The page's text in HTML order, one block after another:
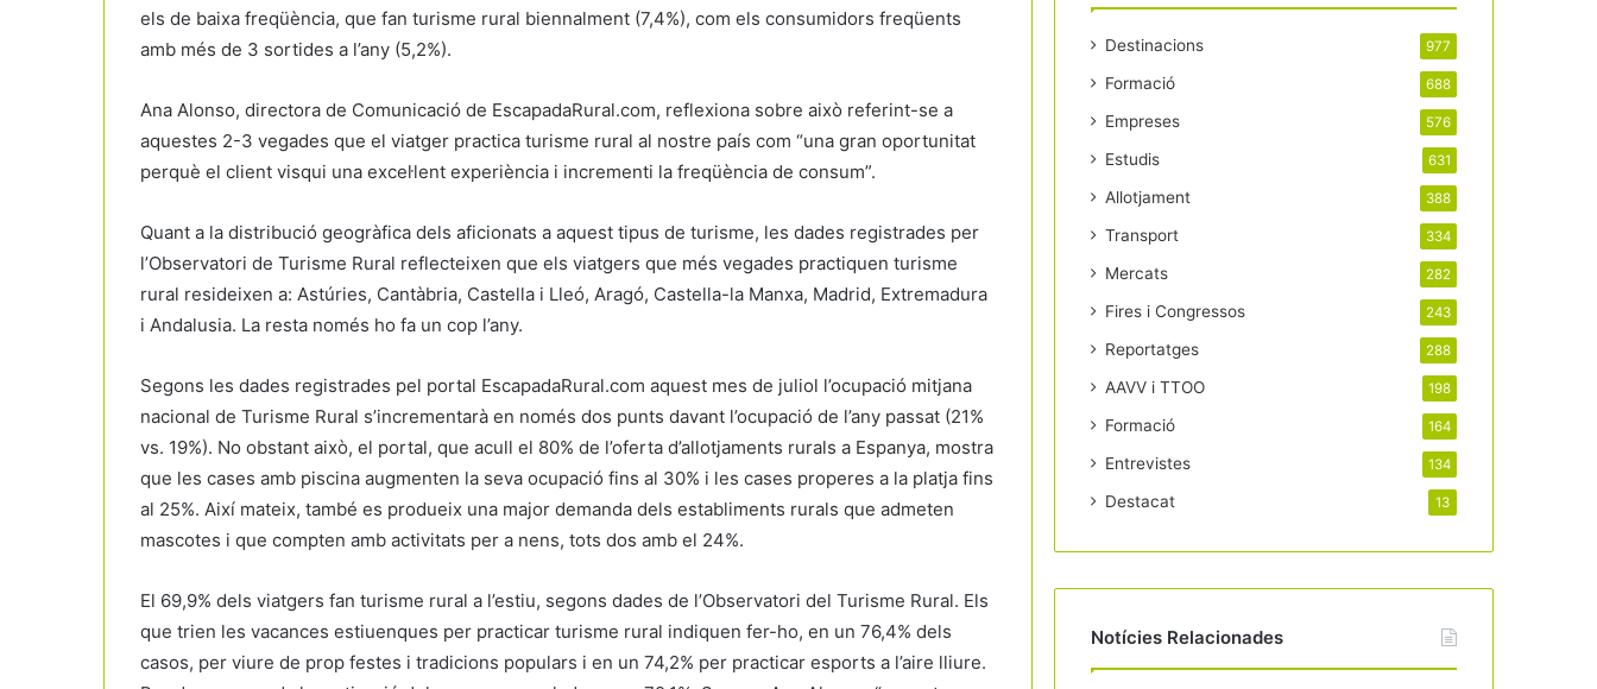
els de baixa freqüència, que fan turisme rural biennalment (7,4%), com els consumidors freqüents
amb més de 3 sortides a l’any (5,2%).
Ana Alonso, directora de Comunicació de EscapadaRural.com, reflexiona sobre això referint-se a
aquestes 2-3 vegades que el viatger practica turisme rural al nostre país com “una gran oportunitat
perquè el client visqui una excel·lent experiència i incrementi la freqüència de consum”.
Quant a la distribució geogràfica dels aficionats a aquest tipus de turisme, les dades registrades per
l’Observatori de Turisme Rural reflecteixen que els viatgers que més vegades practiquen turisme
rural resideixen a: Astúries, Cantàbria, Castella i Lleó, Aragó, Castella-la Manxa, Madrid, Extremadura
i Andalusia. La resta només ho fa un cop l’any.
Segons les dades registrades pel portal EscapadaRural.com aquest mes de juliol l’ocupació mitjana
nacional de Turisme Rural s’incrementarà en només dos punts davant l’ocupació de l’any passat (21%
vs. 19%). No obstant això, el portal, que acull el 80% de l’oferta d’allotjaments rurals a Espanya, mostra
que les cases amb piscina augmenten la seva ocupació fins al 30% i les cases properes a la platja fins
al 25%. Així mateix, també es produeix una major demanda dels establiments rurals que admeten
mascotes i que compten amb activitats per a nens, tots dos amb el 24%.
El 69,9% dels viatgers fan turisme rural a l’estiu, segons dades de l’Observatori del Turisme Rural. Els
que trien les vacances estiuenques per practicar turisme rural indiquen fer-ho, en un 76,4% dels
casos, per viure de prop festes i tradicions populars i en un 74,2% per practicar esports a l’aire lliure.
Destinacions 977
Formació 688
Empreses 576
Estudis 631
Allotjament 388
Transport 334
Mercats 282
Fires i Congressos 243
Reportatges 288
AAVV i TTOO 198
Formació 164
Entrevistes 134
Destacat 13
Notícies Relacionades